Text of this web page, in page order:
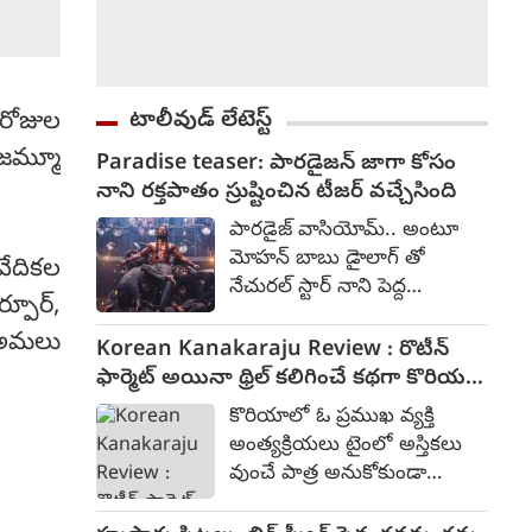
టాలీవుడ్ లేటెస్ట్
Paradise teaser: పారడైజన్ జాగా కోసం
నాని రక్తపాతం స్రుష్టించిన టీజర్ వచ్చేసింది
పారడైజ్ వాసియోమ్.. అంటూ
మోహన్ బాబు డైాలాగ్ తో
నేచురల్ స్టార్ నాని పెద్ద
ది ప్యారడైజ్ టీజర్ కనిపించింది.
పారడైజన్ అనే జాగా కోసం
పోరాటం చేస్తున్న కథగా
అనిపించింది. దర్శకుడు శ్రీకాంత్
ఒడెల ఈ చిత్రాన్ని అత్యంత భారీ
స్థాయిలో, ప్రతిష్టాత్మకంగా
రూపొందిస్తున్నారు. SLV సినిమాస్‌
Korean Kanakaraju Review : రొటీన్
ఫార్మెట్ అయినా థ్రిల్ కలిగించే కథగా కొరియన్
కనకరాజు - రివ్యూకొరియాలో ఓ ప్రముఖ వ్యక్తి
అంత్యక్రియలు టైంలో అస్తికలు
వుంచే పాత్ర అనుకోకుండా